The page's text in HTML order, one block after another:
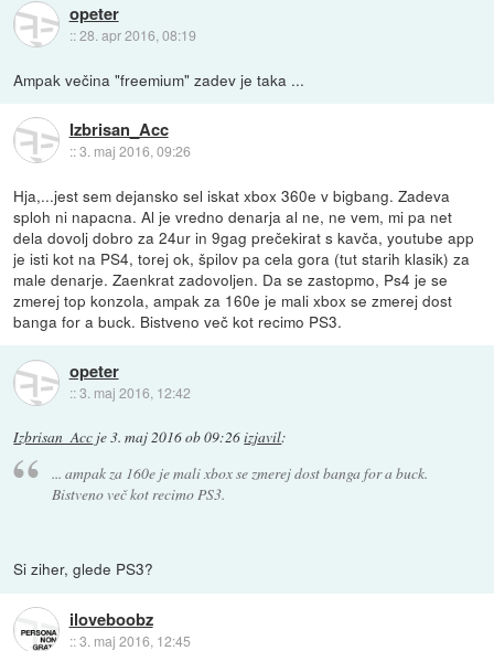
opeter
::28. apr 2016, 08:19
Ampak večina "freemium" zadev je taka ...
Izbrisan_Acc
::3. maj 2016, 09:26
Hja,...jest sem dejansko sel iskat xbox 360e v bigbang. Zadeva
sploh ni napacna. Al je vredno denarja al ne, ne vem, mi pa net
dela dovolj dobro za 24ur in 9gag prečekirat s kavča, youtube app
je isti kot na PS4, torej ok, špilov pa cela gora (tut starih klasik) za
male denarje. Zaenkrat zadovoljen. Da se zastopmo, Ps4 je se
zmerej top konzola, ampak za 160e je mali xbox se zmerej dost
banga for a buck. Bistveno več kot recimo PS3.
opeter
::3. maj 2016, 12:42
Izbrisan_Acc je3. maj 2016 ob 09:26izjavil:
... ampak za 160e je mali xbox se zmerej dost banga for a buck.
Bistveno več kot recimo PS3.
Si ziher, glede PS3?
iloveboobz
::3. maj 2016, 12:45